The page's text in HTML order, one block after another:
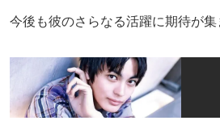
今後も彼のさらなる活躍に期待が集